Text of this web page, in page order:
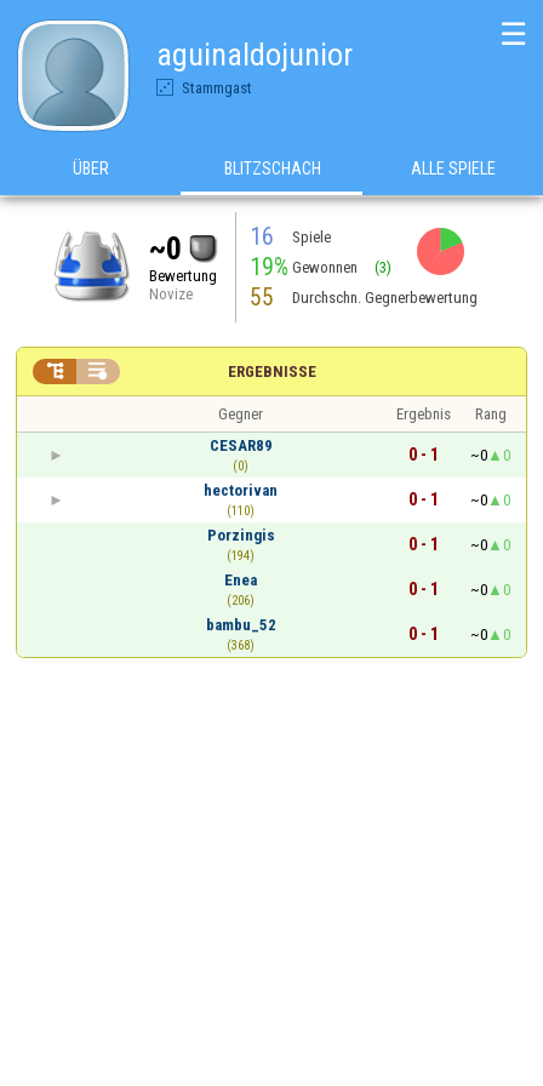
aguinaldojunior
Stammgast
☰
ÜBER BLITZSCHACH ALLE SPIELE
~0
Bewertung
Novize
16 Spiele
19% Gewonnen (3)
55 Durchschn. Gegnerbewertung
ERGEBNISSE
 
Gegner Ergebnis
Rang
CESAR89
(0)
0 - 1 ~0
0
hectorivan
(110)
0 - 1 ~0
0
Porzingis
(194)
0 - 1 ~0
0
Enea
(206)
0 - 1 ~0
0
bambu_52
(368)
0 - 1 ~0 0